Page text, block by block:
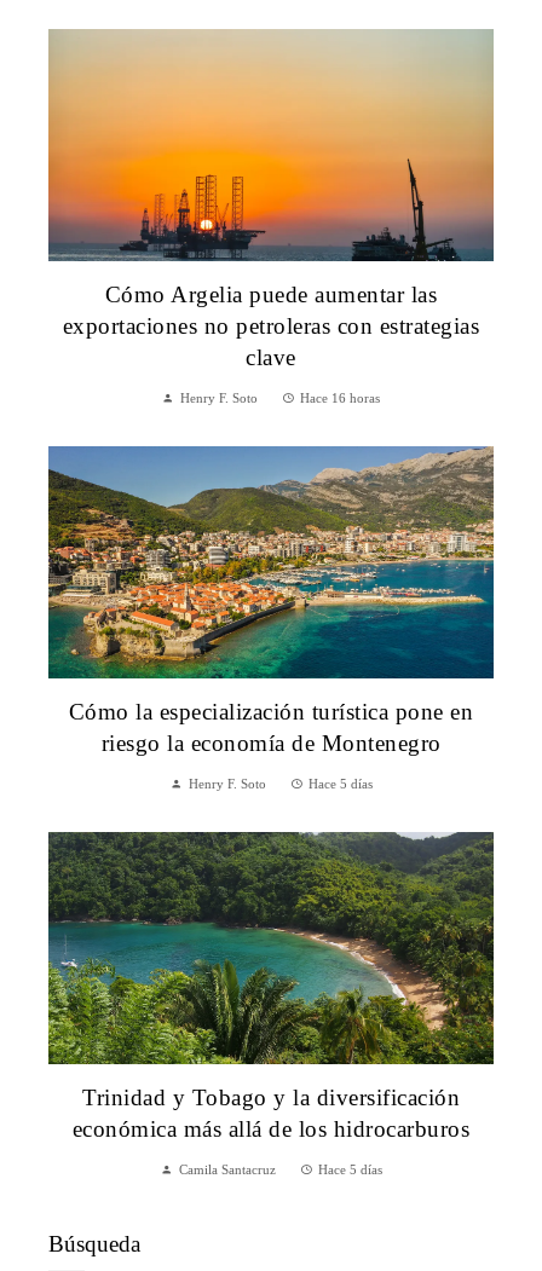
Cómo Argelia puede aumentar las
exportaciones no petroleras con estrategias
clave
Henry F. Soto Hace 16 horas
Cómo la especialización turística pone en
riesgo la economía de Montenegro
Henry F. Soto Hace 5 días
Trinidad y Tobago y la diversificación
económica más allá de los hidrocarburos
Camila Santacruz Hace 5 días
Búsqueda